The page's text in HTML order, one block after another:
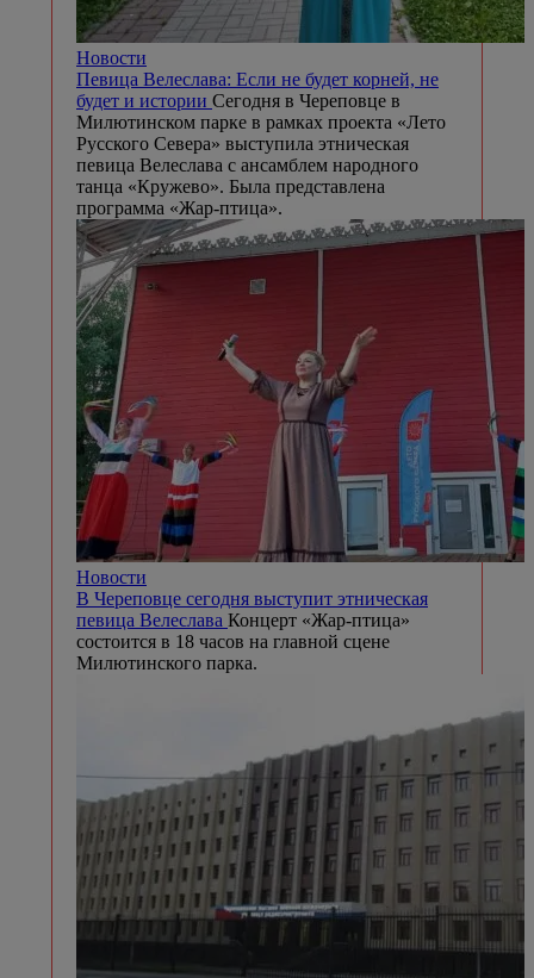
Новости
Певица Велеслава: Если не будет корней, не
будет и истории Сегодня в Череповце в
Милютинском парке в рамках проекта «Лето
Русского Севера» выступила этническая
певица Велеслава с ансамблем народного
танца «Кружево». Была представлена
программа «Жар-птица».
Новости
В Череповце сегодня выступит этническая
певица Велеслава Концерт «Жар-птица»
состоится в 18 часов на главной сцене
Милютинского парка.